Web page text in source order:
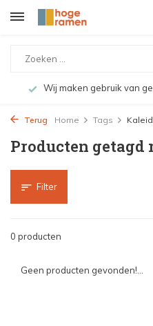
Wij maken gebruik van
Terug Home Tags
Producten getagd
Filter
0 producten
Geen producten gevonden!...